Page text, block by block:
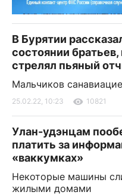
В Бурятии
состоянии
стрелял пьяный
Мальчиков
25.02.22, 10:23 10821
Улан-удэнцам
платить за
«ваккумках»
Некоторые машины
жилыми домами